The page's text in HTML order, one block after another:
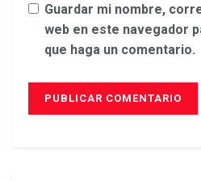
Guardar mi nombre,
web en este navegador
que haga un comentario.